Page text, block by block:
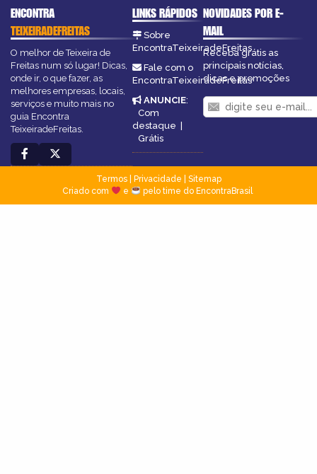
ENCONTRA
TEIXEIRADEFREITAS
O melhor de Teixeira de
Freitas num só lugar! Dicas,
onde ir, o que fazer, as
melhores empresas, locais,
serviços e muito mais no
guia Encontra
TeixeiradeFreitas.
LINKS RÁPIDOS
Sobre
EncontraTeixeiradeFreitas
Fale com o
EncontraTeixeiradeFreitas
ANUNCIE:
Com
destaque
Grátis
NOVIDADES POR E-
MAIL
Receba grátis as
principais notícias,
dicas e promoções
Termos| Privacidade
Sitemap
Criado com
e pelo time do EncontraBrasil